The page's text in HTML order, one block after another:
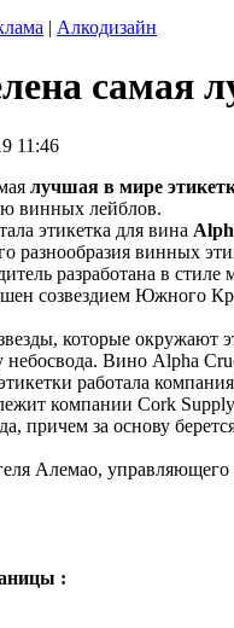
| Алкодизайн
самая
11:46
лучшая в мире
винных лейблов.
этикетка для вина
разнообразия винных
разработана в
созвездием Южного
которые окружают
небосвода. Вино Alpha
работала компания
компании Cork Supply
причем за основу
Алемао, управляющего
: